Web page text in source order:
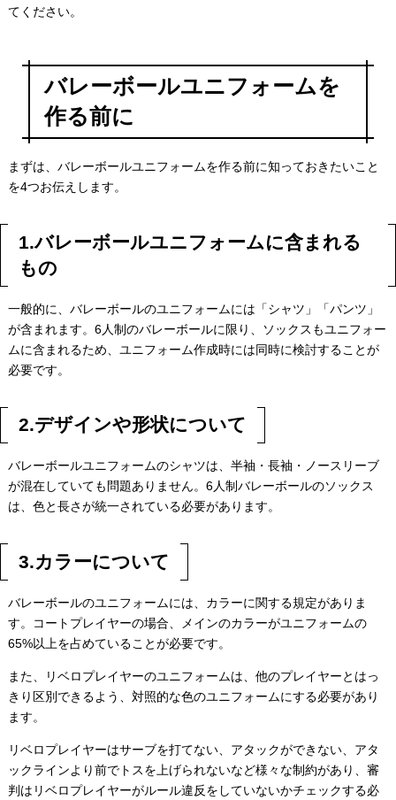
てください。
バレーボールユニフォームを
作る前に
まずは、バレーボールユニフォームを作る前に知っておきたいこと
を4つお伝えします。
1.バレーボールユニフォームに含まれる
もの
一般的に、バレーボールのユニフォームには「シャツ」「パンツ」
が含まれます。6人制のバレーボールに限り、ソックスもユニフォー
ムに含まれるため、ユニフォーム作成時には同時に検討することが
必要です。
2.デザインや形状について
バレーボールユニフォームのシャツは、半袖・長袖・ノースリーブ
が混在していても問題ありません。6人制バレーボールのソックス
は、色と長さが統一されている必要があります。
3.カラーについて
バレーボールのユニフォームには、カラーに関する規定がありま
す。コートプレイヤーの場合、メインのカラーがユニフォームの
65%以上を占めていることが必要です。
また、リベロプレイヤーのユニフォームは、他のプレイヤーとはっ
きり区別できるよう、対照的な色のユニフォームにする必要があり
ます。
リベロプレイヤーはサーブを打てない、アタックができない、アタ
ックラインより前でトスを上げられないなど様々な制約があり、審
判はリベロプレイヤーがルール違反をしていないかチェックする必